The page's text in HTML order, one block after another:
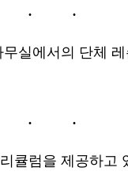
실에서의 단체
큘럼을 제공하고